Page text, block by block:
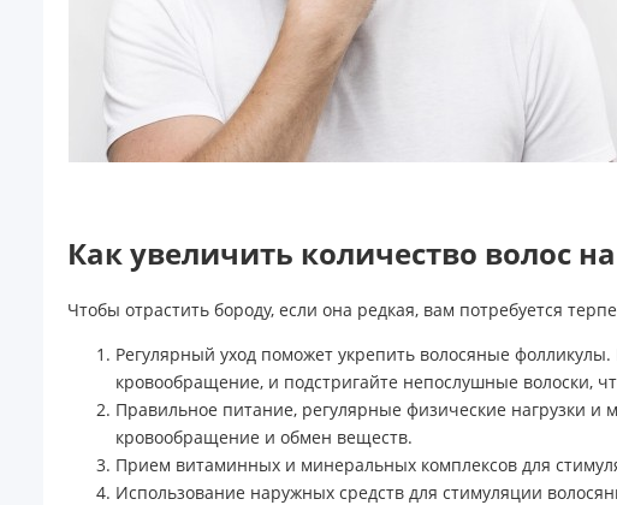
Как увеличить количество волос
Чтобы отрастить бороду, если она редкая, вам потребуется
Регулярный уход поможет укрепить волосяные
кровообращение, и подстригайте непослушные волоски,
Правильное питание, регулярные физические нагрузки и
кровообращение и обмен веществ.
Прием витаминных и минеральных комплексов для
Использование наружных средств для стимуляции